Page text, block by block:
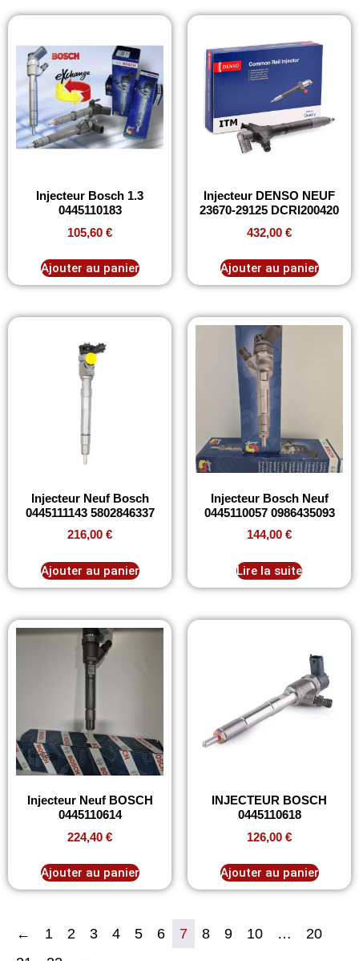
Injecteur Bosch 1.3
0445110183
105,60 €
Ajouter au panier
Injecteur DENSO NEUF
23670-29125 DCRI200420
432,00 €
Ajouter au panier
Injecteur Neuf Bosch
0445111143 5802846337
216,00 €
Ajouter au panier
Injecteur Bosch Neuf
0445110057 0986435093
144,00 €
Lire la suite
Injecteur Neuf BOSCH
0445110614
224,40 €
Ajouter au panier
INJECTEUR BOSCH
0445110618
126,00 €
Ajouter au panier
← 1 2 3 4 5 6 7 8 9 10 …
20